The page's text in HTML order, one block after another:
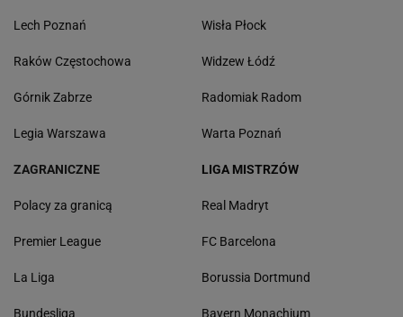
Lech Poznań
Raków Częstochowa
Górnik Zabrze
Legia Warszawa
Wisła Płock
Widzew Łódź
Radomiak Radom
Warta Poznań
ZAGRANICZNE
Polacy za granicą
Premier League
La Liga
Bundesliga
LIGA MISTRZÓW
Real Madryt
FC Barcelona
Borussia Dortmund
Bayern Monachium